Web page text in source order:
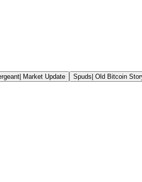
| Market Update Spuds| Old Bitcoin